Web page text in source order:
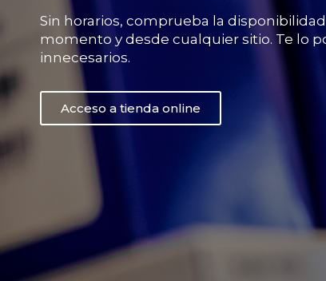
Sin horarios, comprueba la
momento y desde cualquier sitio. Te lo
innecesarios.
Acceso a tienda online